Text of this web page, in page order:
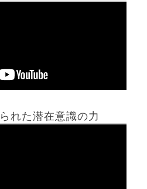
れた潜在意識の力